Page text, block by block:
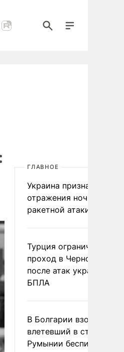
ГЛАВНОЕ
Украина признала
отражения ночной
ракетной атаки
Турция ограничила
проход в Черное море
после атак украинских
БПЛА
В Болгарии взорвался
влетевший в страну из
Румынии беспилотник